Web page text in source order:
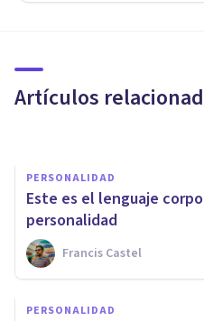
Artículos
vinculación
PERSONALIDAD
Este es el lenguaje
personalidad
Francis Castel
PERSONALIDAD
PSICOLOGÍA SOCIAL Y
​Padres tóxicos: